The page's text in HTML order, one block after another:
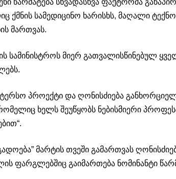
წარმატება სხვადასხვა ფაქტორმა
ქმნის სამედიცინო ხარისხს, მაღალი
მართვას.
სამინისტროს მიერ გათვალისწინებულ
პროექტი და ღონისძიება
ხელს შეუწყობს ნებისმიერი
მარტის თვეში გამართვას
ფარგლებშიც გაიმართება ნომინანტი